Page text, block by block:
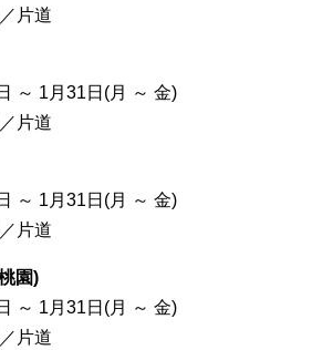
片道
～ 1月31日(月 ～ 金)
片道
～ 1月31日(月 ～ 金)
片道
園)
～ 1月31日(月 ～ 金)
片道